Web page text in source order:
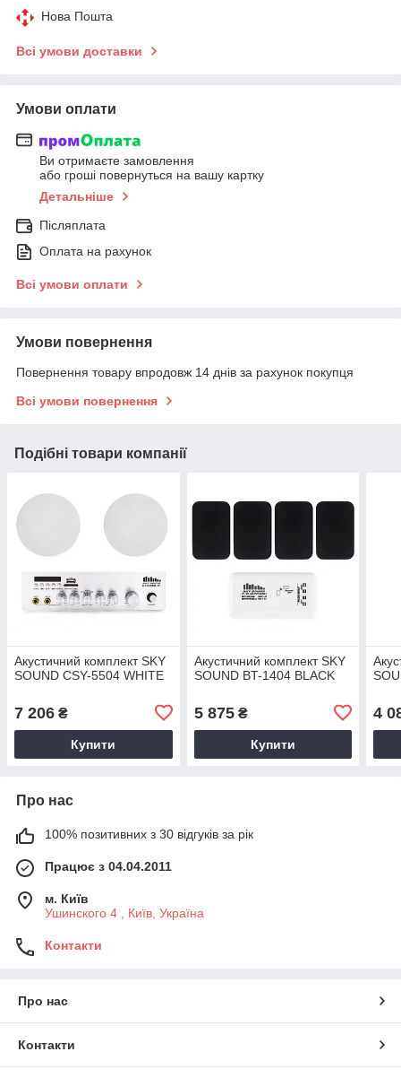
Нова Пошта
Всі умови доставки
Умови оплати
Ви отримаєте замовлення
або гроші повернуться на вашу картку
Детальніше
Післяплата
Оплата на рахунок
Всі умови оплати
Умови повернення
Повернення товару впродовж 14 днів за рахунок покупця
Всі умови повернення
Подібні товари компанії
Акустичний комплект SKY
SOUND CSY-5504 WHITE
7 206 ₴
Купити
Акустичний комплект SKY
SOUND BT-1404 BLACK
5 875₴
Купити
4
Про нас
100% позитивних з 30 відгуків за рік
Працює з 04.04.2011
м. Київ
Ушинского 4 , Київ, Україна
Контакти
Про нас
Контакти